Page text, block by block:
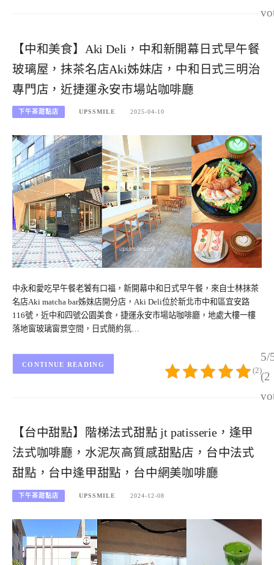
【中和美食】Aki Deli，中和新開幕日式早午餐
玻璃屋，抹茶名店Aki姊妹店，中和日式三明治
專門店，近捷運永安市場站咖啡廳
下午茶甜點店 UPSSMILE 2025-04-10
中永和愛吃早午餐老饕有口福，新開幕中和日式早午餐，來自士林抹茶
名店Aki matcha bar姊妹店開分店，Aki Deli位於新北市中和區宜安路
116號，近中和四號公園美食，捷運永安市場站咖啡廳，地處大樓一樓
落地窗玻璃窗景空間，日式簡約氛…
5/
(2
(2)
CONTINUE READING
【台中甜點】階梯法式甜點 jt patisserie，逢甲
法式咖啡廳，水泥灰高質感甜點店，台中法式
甜點，台中逢甲甜點，台中網美咖啡廳
下午茶甜點店 UPSSMILE 2024-12-08